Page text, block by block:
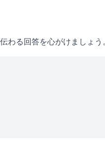
わる回答を心がけましょう